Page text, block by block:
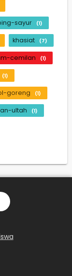
sayur (1)
khasiat (7)
cemilan (1)
(1)
goreng (1)
ultah (1)